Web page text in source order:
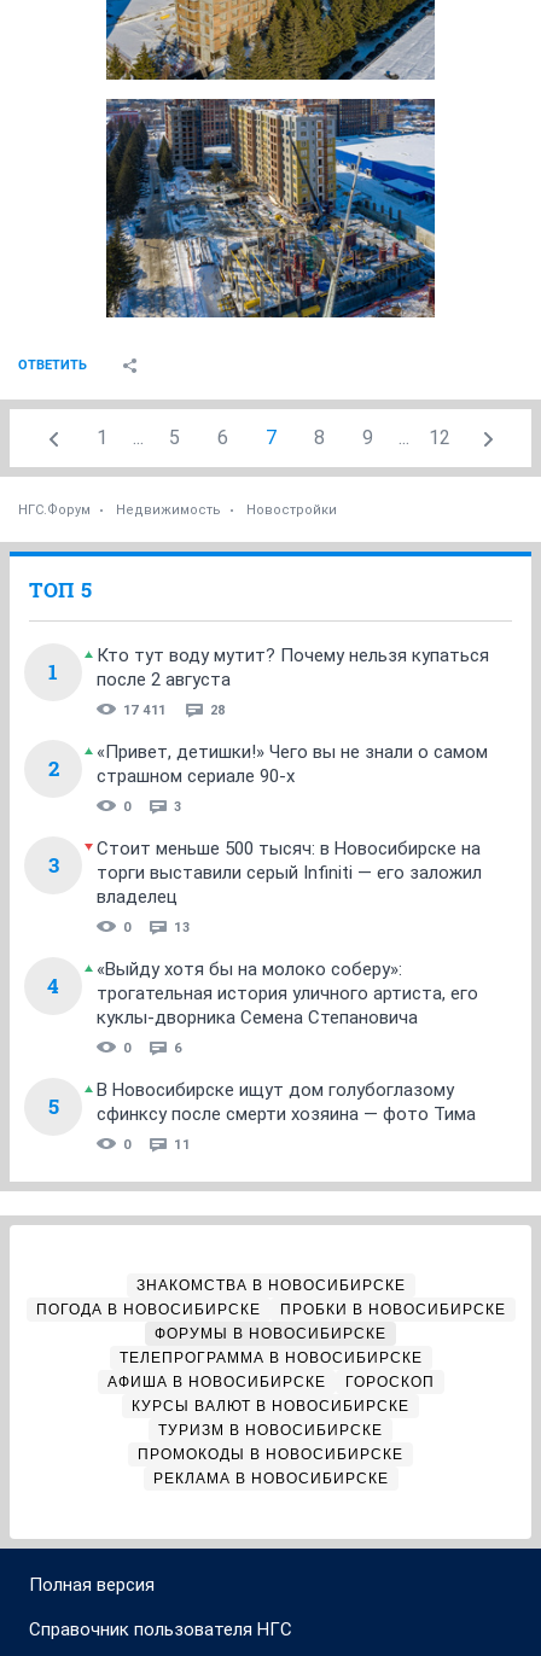
ОТВЕТИТЬ
1 ... 5 6 7 8 9 ... 12
НГС.Форум Недвижимость Новостройки
ТОП 5
1
Кто тут воду мутит? Почему нельзя купаться
после 2 августа
17 411 28
2
«Привет, детишки!» Чего вы не знали о самом
страшном сериале 90-х
0 3
3
Стоит меньше 500 тысяч: в Новосибирске на
торги выставили серый Infiniti — его заложил
владелец
0 13
4
«Выйду хотя бы на молоко соберу»:
трогательная история уличного артиста, его
куклы-дворника Семена Степановича
0 6
5
В Новосибирске ищут дом голубоглазому
сфинксу после смерти хозяина — фото Тима
0 11
ЗНАКОМСТВА В НОВОСИБИРСКЕ
ПОГОДА В НОВОСИБИРСКЕ
ПРОБКИ В НОВОСИБИРСКЕ
ФОРУМЫ В НОВОСИБИРСКЕ
ТЕЛЕПРОГРАММА В НОВОСИБИРСКЕ
АФИША В НОВОСИБИРСКЕ
ГОРОСКОП
КУРСЫ ВАЛЮТ В НОВОСИБИРСКЕ
ТУРИЗМ В НОВОСИБИРСКЕ
ПРОМОКОДЫ В НОВОСИБИРСКЕ
РЕКЛАМА В НОВОСИБИРСКЕ
Полная версия
Справочник пользователя НГС